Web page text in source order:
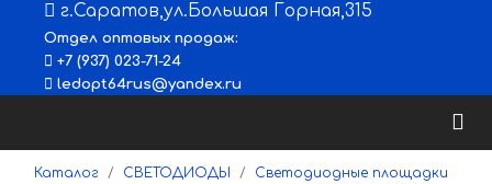
г.Саратов,ул.Большая Горная,315
Отдел оптовых продаж:
+7 (937) 023-71-24
ledopt64rus@yandex.ru
Каталог СВЕТОДИОДЫ
Светодиодные площадки